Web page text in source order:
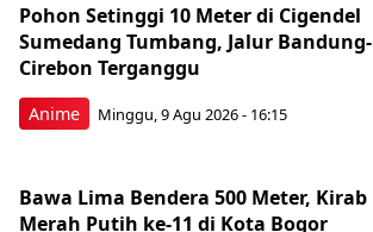
Anime
Pohon Setinggi 10 Meter di Cigendel
Sumedang Tumbang, Jalur Bandung-
Cirebon Terganggu
Minggu, 9 Agu 2026 - 16:15
Bawa Lima Bendera 500 Meter, Kirab
Merah Putih ke-11 di Kota Bogor